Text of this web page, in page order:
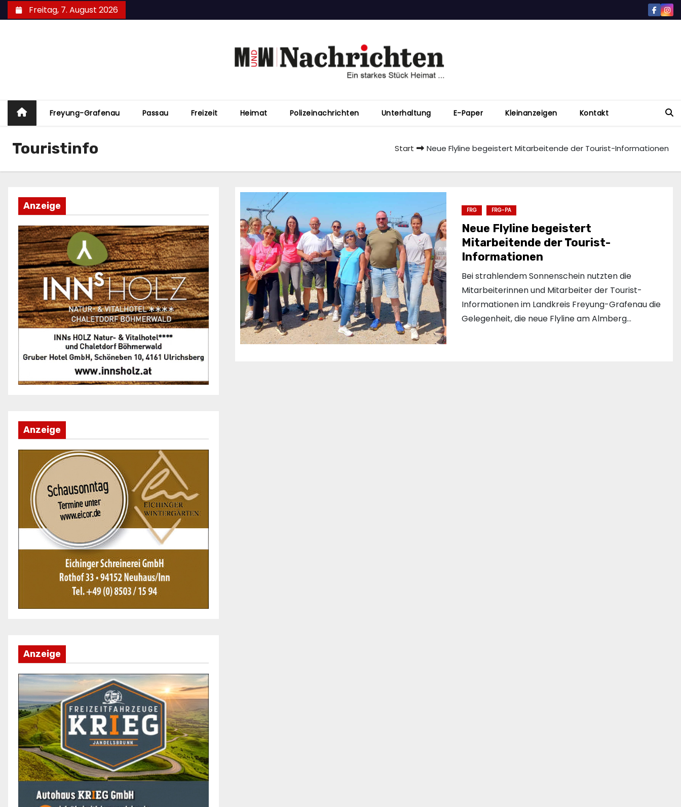
Zum
Inhalt
Freitag, 7. August 2026
Freyung-Grafenau Passau Freizeit Heimat Polizeinachrichten Unterhaltung E-Paper Kleinanzeigen Kontakt
Touristinfo Start Neue Flyline begeistert Mitarbeitende der Tourist-Informationen
Anzeige
Anzeige
Anzeige
FRG FRG-PA
Neue Flyline begeistert
Mitarbeitende der Tourist-
Informationen
Bei strahlendem Sonnenschein nutzten die
Mitarbeiterinnen und Mitarbeiter der Tourist-
Informationen im Landkreis Freyung-Grafenau die
Gelegenheit, die neue Flyline am Almberg…